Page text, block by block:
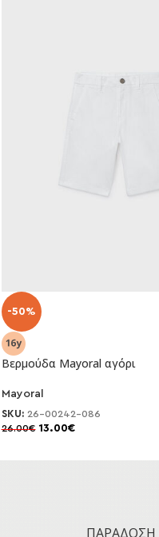
-50%
Βερμούδα Mayoral αγόρι
Mayoral
SKU: 26-00242-086
26.00€ 13.00€